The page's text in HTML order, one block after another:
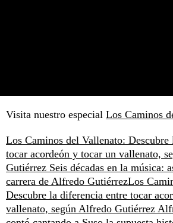
Visita nuestro especial Los Caminos
Los Caminos del Vallenato:
tocar acordeón y tocar un vallenato,
Gutiérrez Seis décadas en la música:
carrera de Alfredo GutiérrezLos
Descubre la diferencia entre tocar
vallenato, según Alfredo Gutiérrez